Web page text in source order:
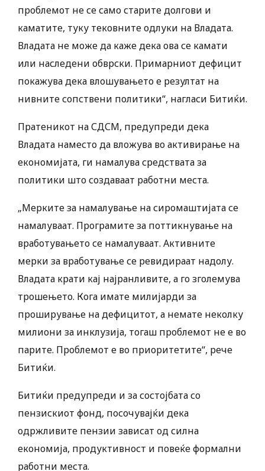
проблемот не се само старите долгови и
каматите, туку тековните одлуки на Владата.
Владата не може да каже дека ова се камати
или наследени обврски. Примарниот дефицит
покажува дека влошувањето е резултат на
нивните сопствени политики“, нагласи Битиќи.
Пратеникот на СДСМ, предупреди дека
Владата наместо да вложува во активирање на
економијата, ги намалува средствата за
политики што создаваат работни места.
„Мерките за намалување на сиромаштијата се
намалуваат. Програмите за поттикнување на
вработувањето се намалуваат. Активните
мерки за вработување се ревидираат надолу.
Владата крати кај најранливите, а го зголемува
трошењето. Кога имате милијарди за
проширување на дефицитот, а немате неколку
милиони за инклузија, тогаш проблемот не е во
парите. Проблемот е во приоритетите“, рече
Битиќи.
Битиќи предупреди и за состојбата со
пензискиот фонд, посочувајќи дека
одржливите пензии зависат од силна
економија, продуктивност и повеќе формални
работни места.